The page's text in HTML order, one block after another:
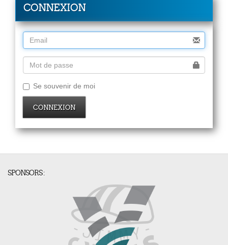
CONNEXION
Se souvenir de moi
CONNEXION
SPONSORS :